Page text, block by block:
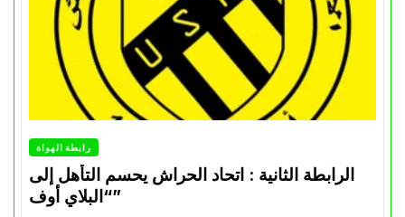
رابطة الهواة
الرابطة الثانية : اتحاد الحراش يحسم التأهل إلى
“البلاي أوف”